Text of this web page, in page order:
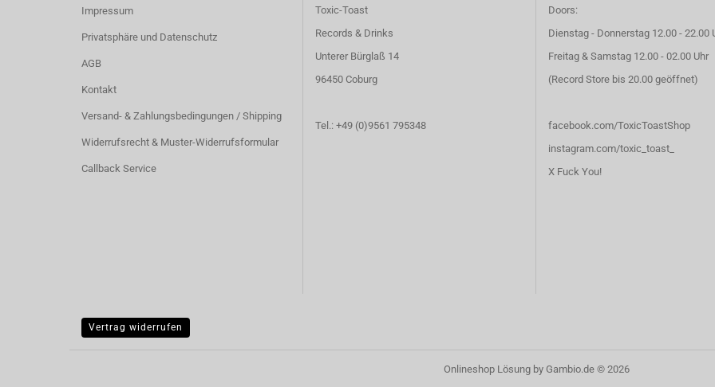
Impressum
Privatsphäre und Datenschutz
AGB
Kontakt
Versand- & Zahlungsbedingungen / Shipping
Widerrufsrecht & Muster-Widerrufsformular
Callback Service
Toxic-Toast
Records & Drinks
Unterer Bürglaß 14
96450 Coburg
Tel.: +49 (0)9561 795348
Doors:
Dienstag - Donnerstag 12.00 - 22.00
Freitag & Samstag 12.00 - 02.00 Uhr
(Record Store bis 20.00 geöffnet)
facebook.com/ToxicToastShop
instagram.com/toxic_toast_
X Fuck You!
Vertrag widerrufen
Onlineshop Lösungby Gambio.de © 2026